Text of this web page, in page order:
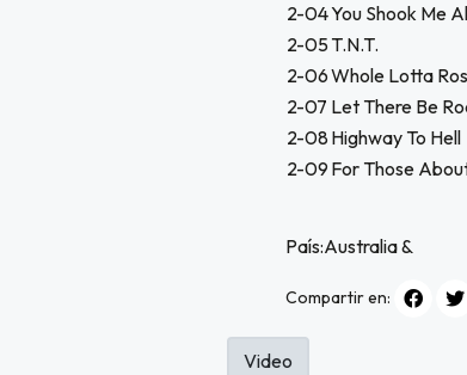
2-04You Shook Me
2-05T.N.T.
2-06Whole Lotta
2-07 Let There Be
2-08Highway To Hell
2-09 For Those
País:Australia &
Compartir en:
Video